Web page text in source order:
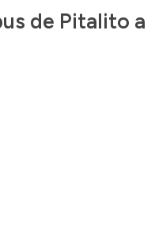
de Pitalito a